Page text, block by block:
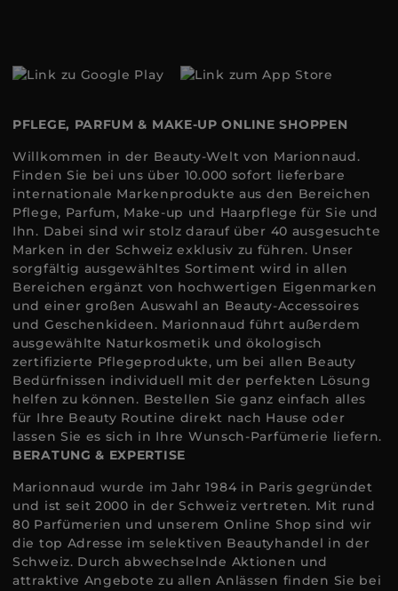
PFLEGE, PARFUM & MAKE-UP ONLINE SHOPPEN
Willkommen in der Beauty-Welt von Marionnaud.
Finden Sie bei uns über 10.000 sofort lieferbare
internationale Markenprodukte aus den Bereichen
Pflege, Parfum, Make-up und Haarpflege für Sie und
Ihn. Dabei sind wir stolz darauf über 40 ausgesuchte
Marken in der Schweiz exklusiv zu führen. Unser
sorgfältig ausgewähltes Sortiment wird in allen
Bereichen ergänzt von hochwertigen Eigenmarken
und einer großen Auswahl an Beauty-Accessoires
und Geschenkideen. Marionnaud führt außerdem
ausgewählte Naturkosmetik und ökologisch
zertifizierte Pflegeprodukte, um bei allen Beauty
Bedürfnissen individuell mit der perfekten Lösung
helfen zu können. Bestellen Sie ganz einfach alles
für Ihre Beauty Routine direkt nach Hause oder
lassen Sie es sich in Ihre Wunsch-Parfümerie liefern.
BERATUNG & EXPERTISE
Marionnaud wurde im Jahr 1984 in Paris gegründet
und ist seit 2000 in der Schweiz vertreten. Mit rund
80 Parfümerien und unserem Online Shop sind wir
die top Adresse im selektiven Beautyhandel in der
Schweiz. Durch abwechselnde Aktionen und
attraktive Angebote zu allen Anlässen finden Sie bei